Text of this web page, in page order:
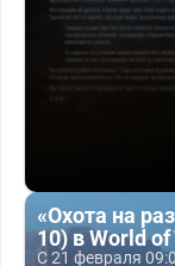
«Охота на
10) в World of
С 21 февраля